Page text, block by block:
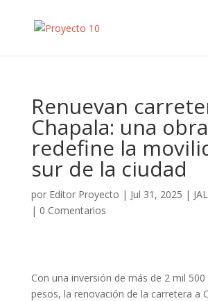
Renuevan
Chapala: una
redefine la
sur de la ciudad
por Editor Proyecto | Jul 31, 2025 |
| 0 Comentarios
Con una inversión de más de 2 mil
pesos, la renovación de la carretera a